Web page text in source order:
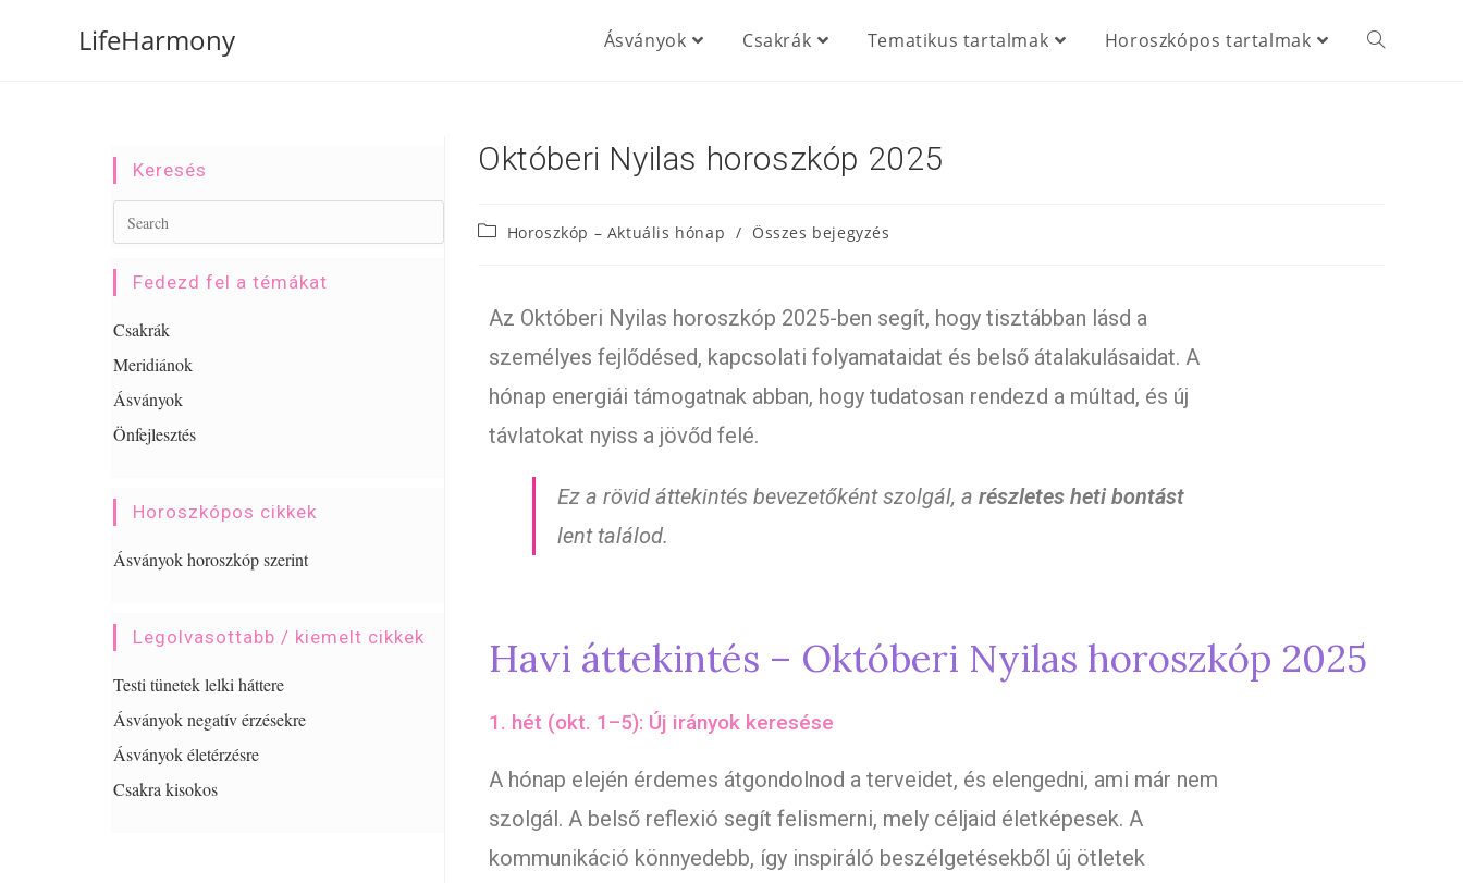
LifeHarmony Ásványok Csakrák Tematikus tartalmak Horoszkópos tartalmak
Októberi Nyilas horoszkóp 2025
Horoszkóp – Aktuális hónap / Összes bejegyzés
Az Októberi Nyilas horoszkóp 2025-ben segít, hogy tisztábban lásd a
személyes fejlődésed, kapcsolati folyamataidat és belső átalakulásaidat. A
hónap energiái támogatnak abban, hogy tudatosan rendezd a múltad, és új
távlatokat nyiss a jövőd felé.
Ez a rövid áttekintés bevezetőként szolgál, a részletes heti bontást
lent találod.
Havi áttekintés – Októberi Nyilas horoszkóp 2025
1. hét (okt. 1–5): Új irányok keresése
A hónap elején érdemes átgondolnod a terveidet, és elengedni, ami már nem
szolgál. A belső reflexió segít felismerni, mely céljaid életképesek. A
kommunikáció könnyedebb, így inspiráló beszélgetésekből új ötletek
Keresés
Fedezd fel a témákat
Csakrák
Meridiánok
Ásványok
Önfejlesztés
Horoszkópos cikkek
Ásványok horoszkóp szerint
Legolvasottabb / kiemelt cikkek
Testi tünetek lelki háttere
Ásványok negatív érzésekre
Ásványok életérzésre
Csakra kisokos